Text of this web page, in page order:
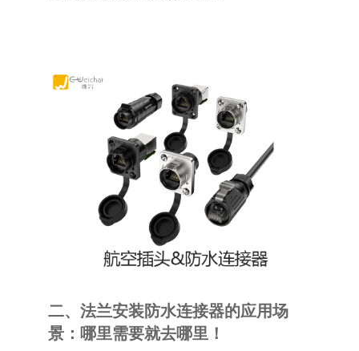
二、法兰安装防水连接器的应用场
景：哪里需要就去哪里！